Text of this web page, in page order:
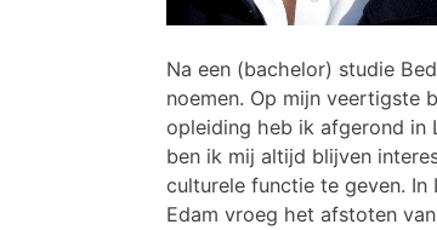
Na een (bachelor) studie
noemen. Op mijn veertigste
opleiding heb ik afgerond in
ben ik mij altijd blijven
culturele functie te geven.
Edam vroeg het afstoten